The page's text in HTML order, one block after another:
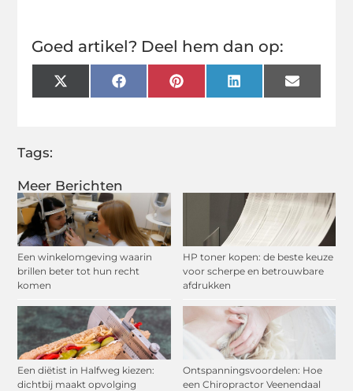
Meer Berichten
Een winkelomgeving waarin
brillen beter tot hun recht
komen
HP toner kopen: de beste keuze
voor scherpe en betrouwbare
afdrukken
Een diëtist in Halfweg kiezen:
dichtbij maakt opvolging
Ontspanningsvoordelen: Hoe
een Chiropractor Veenendaal
Goed artikel? Deel hem dan op:
X
(Twitter)
FacebookPinterestLinkedInEmail
Tags: